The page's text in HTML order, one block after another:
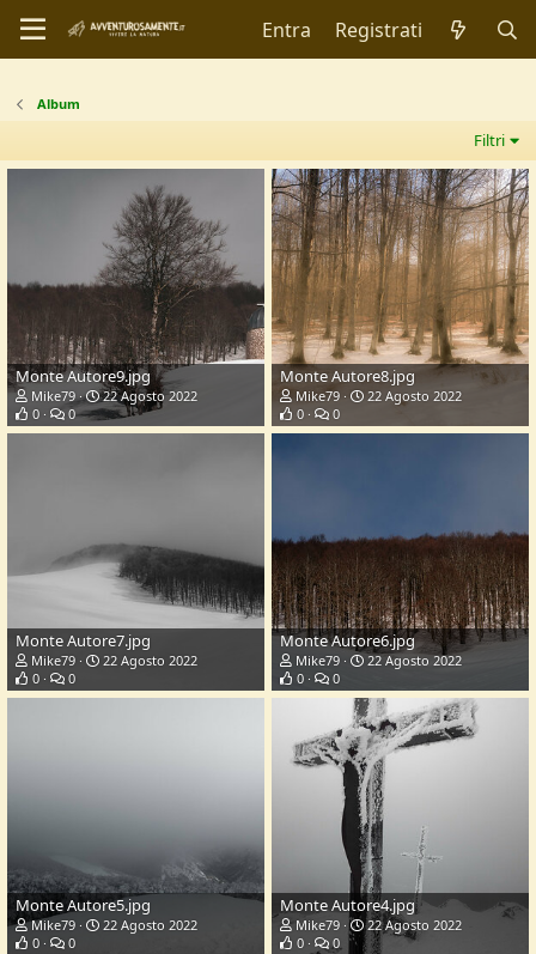
Entra Registrati
Album
Filtri
Monte Autore9.jpg
Mike79
22 Agosto 2022
0
0
Monte Autore8.jpg
Mike79
22 Agosto 2022
0
0
Monte Autore7.jpg
Mike79
22 Agosto 2022
0
0
Monte Autore6.jpg
Mike79
22 Agosto 2022
0
0
Monte Autore5.jpg
Mike79
22 Agosto 2022
0
0
Monte Autore4.jpg
Mike79
22 Agosto 2022
0
0